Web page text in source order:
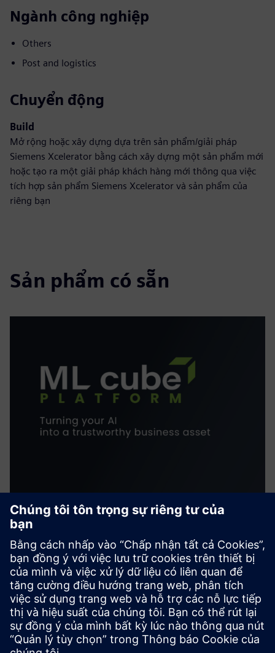
Ngành công nghiệp
Others
Post and logistics
Chuyển động
Build
Mở rộng hoặc xây dựng dựa trên sản phẩm/giải pháp
Siemens Xcelerator bằng cách xây dựng một sản phẩm mới
hoặc tạo ra một giải pháp khách hàng mới thông qua việc
tích hợp sản phẩm Siemens Xcelerator và sản phẩm của
riêng bạn
Sản phẩm có sẵn
ML cube Platform
ML cube Platform is an AI supervision app ensuring AI
models on Siemens Industrial Edge stay reliable. It detects
data and model drift, flags behavior changes impacting
quality, and generates explainability reports to identify
and...
Tìm hiểu thêm